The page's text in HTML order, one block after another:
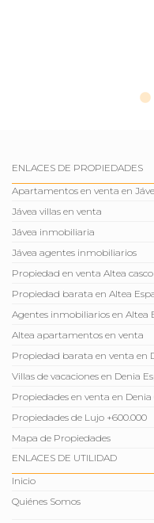
ENLACES DE PROPIEDADES
Apartamentos en venta en
Jávea villas en venta
Jávea inmobiliaria
Jávea agentes inmobiliarios
Propiedad en venta Altea
Propiedad barata en Altea
Agentes inmobiliarios en Altea
Altea apartamentos en venta
Propiedad barata en venta en
Villas de vacaciones en Denia
Propiedades en venta en
Propiedades de Lujo +600.000
Mapa de Propiedades
ENLACES DE UTILIDAD
Inicio
Quiénes Somos